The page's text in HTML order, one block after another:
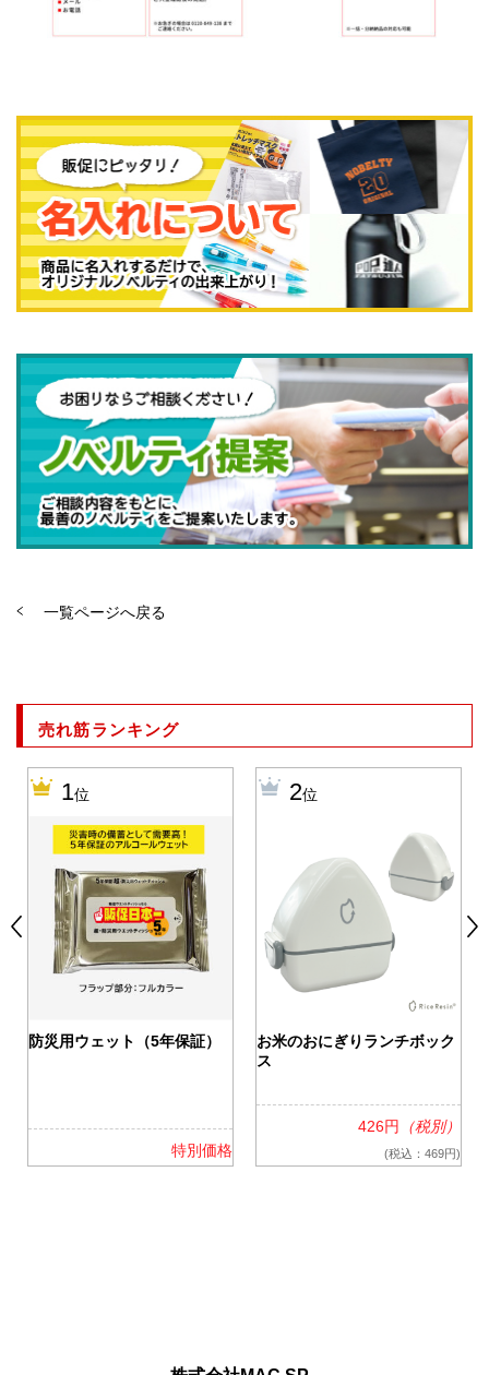
一覧ページへ戻る
売れ筋ランキング
1位
防災用ウェット（5年保証）
特別価格
2位
お米のおにぎりランチボック
ス
426円 （税別）
(税込：469円)